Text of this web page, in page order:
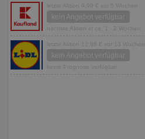
letzte Aktion 9,99 € vor 5 Wochen
kein Angebot verfügbar
nächste Aktion in ca. 1 - 2 Wochen
letzte Aktion 12,99 € vor 13 Wochen
kein Angebot verfügbar
keine Prognose verfügbar